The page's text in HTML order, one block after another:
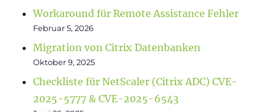
Workaround für Remote Assistance Fehler
Februar 5, 2026
Migration von Citrix Datenbanken
Oktober 9, 2025
Checkliste für NetScaler (Citrix ADC) CVE-
2025-5777 & CVE-2025-6543